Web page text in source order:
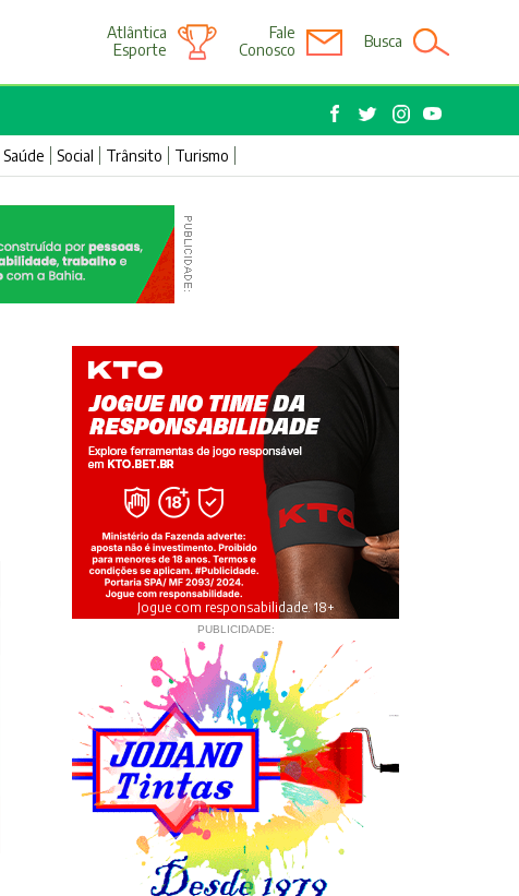
Atlântica
Esporte
Fale
Conosco
Busca
Saúde Social Trânsito Turismo
Jogue com responsabilidade. 18+
PUBLICIDADE: